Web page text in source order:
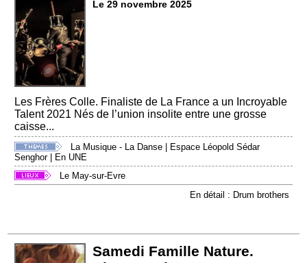
Le 29 novembre 2025
Les Frères Colle. Finaliste de La France a un Incroyable
Talent 2021 Nés de l’union insolite entre une grosse
caisse...
La Musique - La Danse | Espace Léopold Sédar
Senghor| En UNE
Le May-sur-Evre
En détail : Drum brothers
Samedi Famille Nature.